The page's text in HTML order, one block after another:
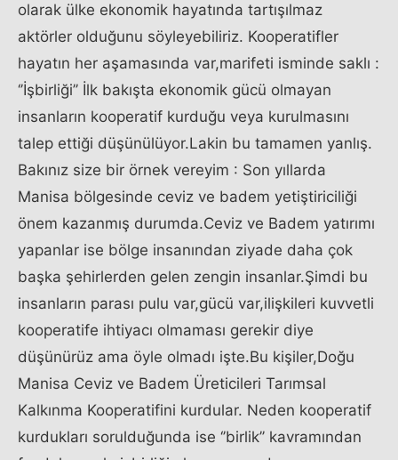
olarak ülke ekonomik hayatında tartışılmaz
aktörler olduğunu söyleyebiliriz. Kooperatifler
hayatın her aşamasında var,marifeti isminde saklı :
‘’İşbirliği’’ İlk bakışta ekonomik gücü olmayan
insanların kooperatif kurduğu veya kurulmasını
talep ettiği düşünülüyor.Lakin bu tamamen yanlış.
Bakınız size bir örnek vereyim : Son yıllarda
Manisa bölgesinde ceviz ve badem yetiştiriciliği
önem kazanmış durumda.Ceviz ve Badem yatırımı
yapanlar ise bölge insanından ziyade daha çok
başka şehirlerden gelen zengin insanlar.Şimdi bu
insanların parası pulu var,gücü var,ilişkileri kuvvetli
kooperatife ihtiyacı olmaması gerekir diye
düşünürüz ama öyle olmadı işte.Bu kişiler,Doğu
Manisa Ceviz ve Badem Üreticileri Tarımsal
Kalkınma Kooperatifini kurdular. Neden kooperatif
kurdukları sorulduğunda ise ‘’birlik’’ kavramından